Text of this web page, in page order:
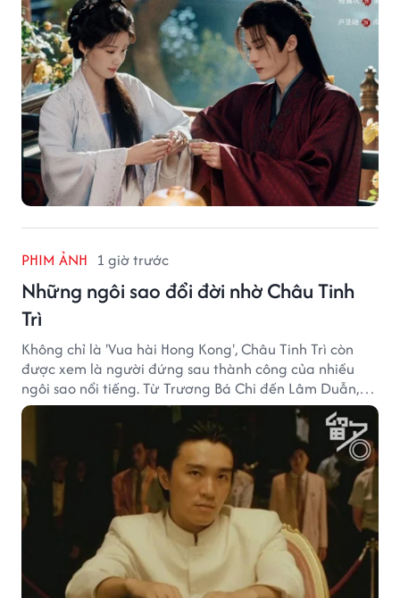
PHIM ẢNH 1 giờ trước
Những ngôi sao đổi đời nhờ Châu Tinh
Trì
Không chỉ là 'Vua hài Hong Kong', Châu Tinh Trì còn
được xem là người đứng sau thành công của nhiều
ngôi sao nổi tiếng. Từ Trương Bá Chi đến Lâm Duẫn,
không ít diễn viên đã bước sang trang mới trong sự
nghiệp nhờ cơ hội từ Châu Tinh Trì.